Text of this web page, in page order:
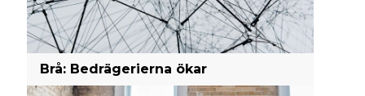
Brå: Bedrägerierna ökar